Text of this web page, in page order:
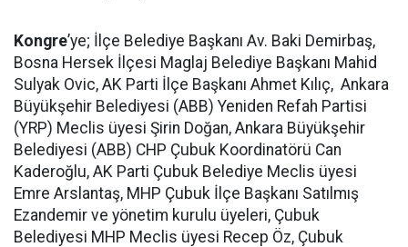
Kongre’ye; İlçe Belediye Başkanı Av. Baki Demirbaş,
Bosna Hersek İlçesi Maglaj Belediye Başkanı Mahid
Sulyak Ovic, AK Parti İlçe Başkanı Ahmet Kılıç, Ankara
Büyükşehir Belediyesi (ABB) Yeniden Refah Partisi
(YRP) Meclis üyesi Şirin Doğan, Ankara Büyükşehir
Belediyesi (ABB) CHP Çubuk Koordinatörü Can
Kaderoğlu, AK Parti Çubuk Belediye Meclis üyesi
Emre Arslantaş, MHP Çubuk İlçe Başkanı Satılmış
Ezandemir ve yönetim kurulu üyeleri, Çubuk
Belediyesi MHP Meclis üyesi Recep Öz, Çubuk